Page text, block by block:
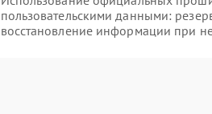
пользовательскими данными:
восстановление информации при